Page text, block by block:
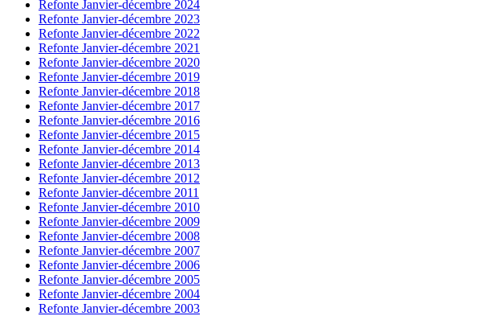
Refonte Janvier-décembre 2024
Refonte Janvier-décembre 2023
Refonte Janvier-décembre 2022
Refonte Janvier-décembre 2021
Refonte Janvier-décembre 2020
Refonte Janvier-décembre 2019
Refonte Janvier-décembre 2018
Refonte Janvier-décembre 2017
Refonte Janvier-décembre 2016
Refonte Janvier-décembre 2015
Refonte Janvier-décembre 2014
Refonte Janvier-décembre 2013
Refonte Janvier-décembre 2012
Refonte Janvier-décembre 2011
Refonte Janvier-décembre 2010
Refonte Janvier-décembre 2009
Refonte Janvier-décembre 2008
Refonte Janvier-décembre 2007
Refonte Janvier-décembre 2006
Refonte Janvier-décembre 2005
Refonte Janvier-décembre 2004
Refonte Janvier-décembre 2003